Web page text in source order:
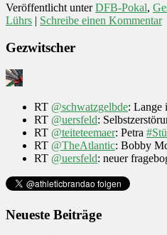
Veröffentlicht unter DFB-Pokal,
Lührs | Schreibe einen Kommentar
Gezwitscher
RT @schwatzgelbde: Lange
RT @uersfeld:
RT @teiteteemaer: Petra
RT @TheAtlantic: Bobby
RT @uersfeld: neuer
Neueste Beiträge